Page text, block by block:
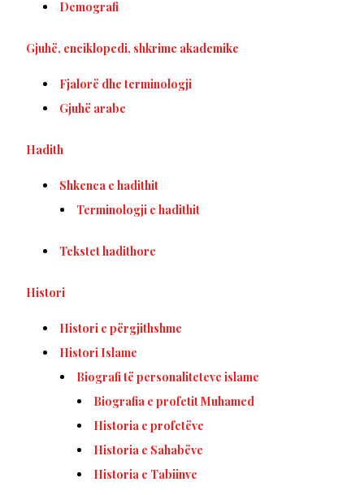
Demografi
Gjuhë, enciklopedi, shkrime akademike
Fjalorë dhe terminologji
Gjuhë arabe
Hadith
Shkenca e hadithit
Terminologji e hadithit
Tekstet hadithore
Histori
Histori e përgjithshme
Histori Islame
Biografi të personaliteteve islame
Biografia e profetit Muhamed
Historia e profetëve
Historia e Sahabëve
Historia e Tabiinve